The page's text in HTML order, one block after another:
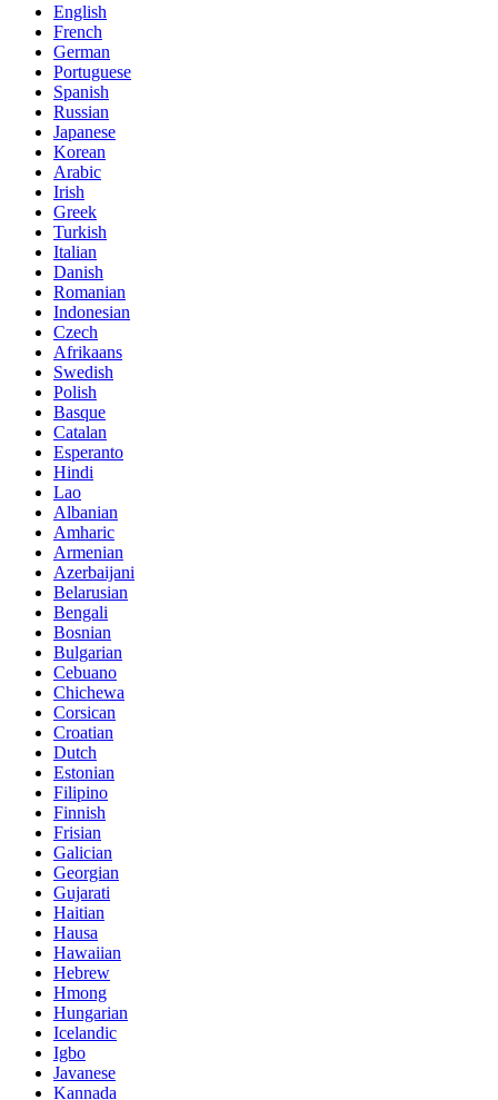
English
French
German
Portuguese
Spanish
Russian
Japanese
Korean
Arabic
Irish
Greek
Turkish
Italian
Danish
Romanian
Indonesian
Czech
Afrikaans
Swedish
Polish
Basque
Catalan
Esperanto
Hindi
Lao
Albanian
Amharic
Armenian
Azerbaijani
Belarusian
Bengali
Bosnian
Bulgarian
Cebuano
Chichewa
Corsican
Croatian
Dutch
Estonian
Filipino
Finnish
Frisian
Galician
Georgian
Gujarati
Haitian
Hausa
Hawaiian
Hebrew
Hmong
Hungarian
Icelandic
Igbo
Javanese
Kannada